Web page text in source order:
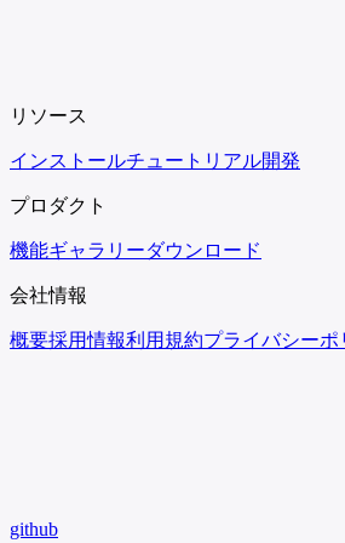
リソース
インストールチュートリアル開発
プロダクト
機能ギャラリーダウンロード
会社情報
概要採用情報利用規約プライバシーポ
github